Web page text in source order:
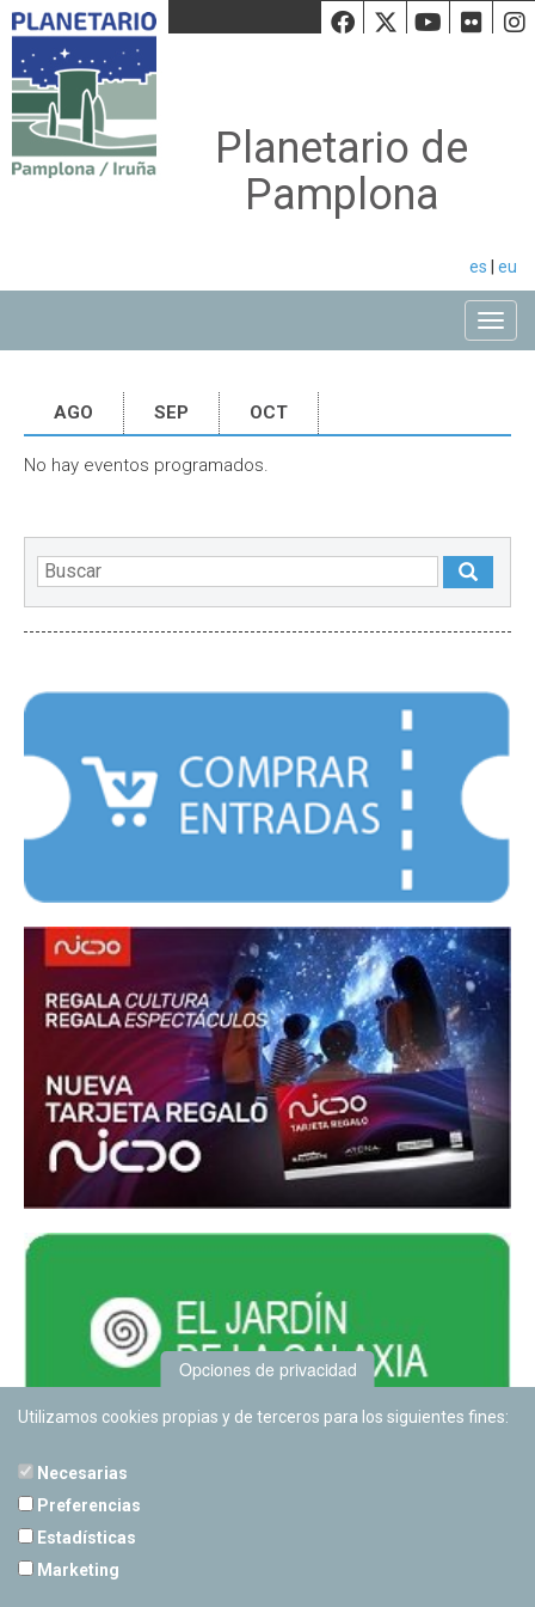
Facebook
Twiiter
Planetario de
Pamplona
es eu
AGO SEP OCT
No hay eventos programados.
Opciones de privacidad
Utilizamos cookies propias y de terceros para los siguientes fines:
Necesarias
Preferencias
Estadísticas
Marketing